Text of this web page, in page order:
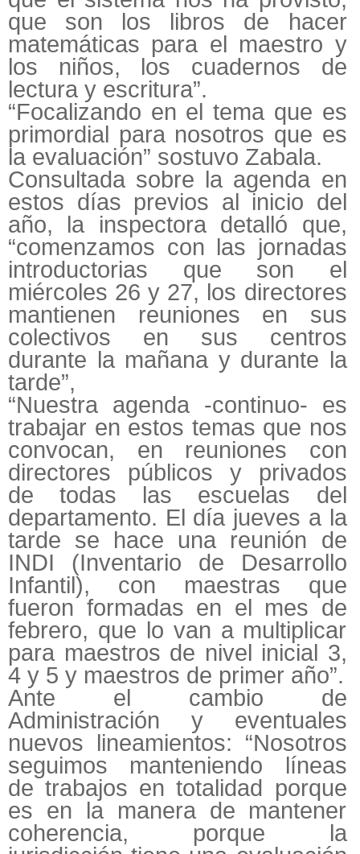
que son los libros de hacer
matemáticas para el maestro y
los niños, los cuadernos de
lectura y escritura”.
“Focalizando en el tema que es
primordial para nosotros que es
la evaluación” sostuvo Zabala.
Consultada sobre la agenda en
estos días previos al inicio del
año, la inspectora detalló que,
“comenzamos con las jornadas
introductorias que son el
miércoles 26 y 27, los directores
mantienen reuniones en sus
colectivos en sus centros
durante la mañana y durante la
tarde”,
“Nuestra agenda -continuo- es
trabajar en estos temas que nos
convocan, en reuniones con
directores públicos y privados
de todas las escuelas del
departamento. El día jueves a la
tarde se hace una reunión de
INDI (Inventario de Desarrollo
Infantil), con maestras que
fueron formadas en el mes de
febrero, que lo van a multiplicar
para maestros de nivel inicial 3,
4 y 5 y maestros de primer año”.
Ante el cambio de
Administración y eventuales
nuevos lineamientos: “Nosotros
seguimos manteniendo líneas
de trabajos en totalidad porque
es en la manera de mantener
coherencia, porque la